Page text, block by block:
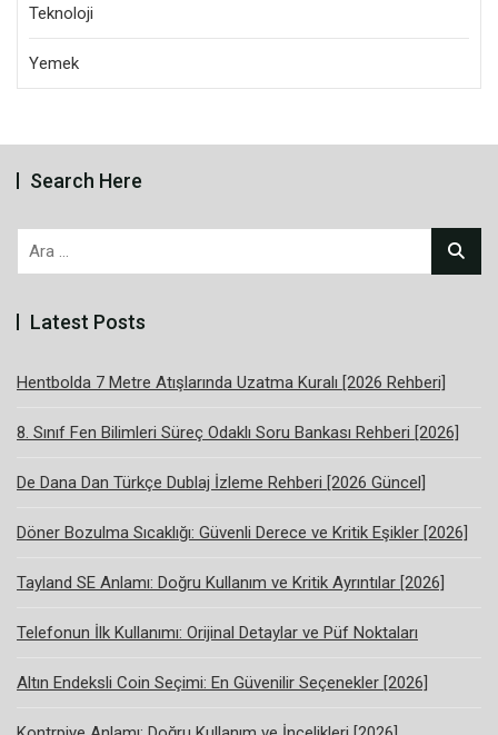
Teknoloji
Yemek
Search Here
Arama:
Latest Posts
Hentbolda 7 Metre Atışlarında Uzatma Kuralı [2026 Rehberi]
8. Sınıf Fen Bilimleri Süreç Odaklı Soru Bankası Rehberi [2026]
De Dana Dan Türkçe Dublaj İzleme Rehberi [2026 Güncel]
Döner Bozulma Sıcaklığı: Güvenli Derece ve Kritik Eşikler [2026]
Tayland SE Anlamı: Doğru Kullanım ve Kritik Ayrıntılar [2026]
Telefonun İlk Kullanımı: Orijinal Detaylar ve Püf Noktaları
Altın Endeksli Coin Seçimi: En Güvenilir Seçenekler [2026]